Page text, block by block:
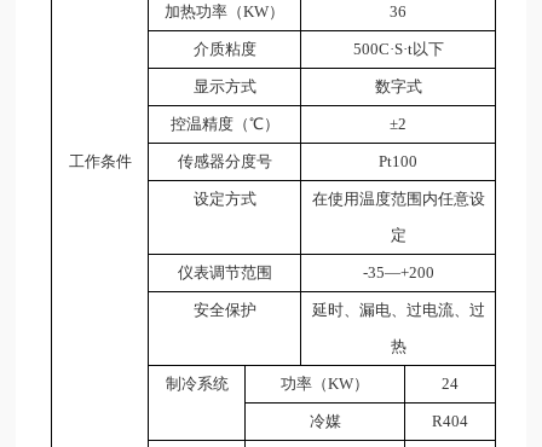
工作条件
加热功率（KW） 36
介质粘度 500C·S·t以下
显示方式 数字式
控温精度（℃） ±2
传感器分度号 Pt100
设定方式
在使用温度范围内任意设
定
仪表调节范围 -35—+200
安全保护
延时、漏电、过电流、过
热
制冷系统 功率（KW） 24
冷媒 R404